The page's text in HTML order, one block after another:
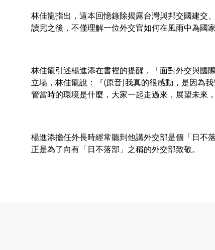
林佳龍指出，這本回憶錄除揭露台灣與邦交國建交
讀完之後，不僅理解一位外交官如何在風雨中為國
林佳龍引述楊進添在書裡的提醒，「面對外交與國
立場，林佳龍說：『(原音)我真的很感動，是因為
管當時的環境是什麼，大家一起走過來，展望未來
楊進添擔任外長時經常聽到他講外交部是個「日不
正是為了向有「日不落部」之稱的外交部致敬。